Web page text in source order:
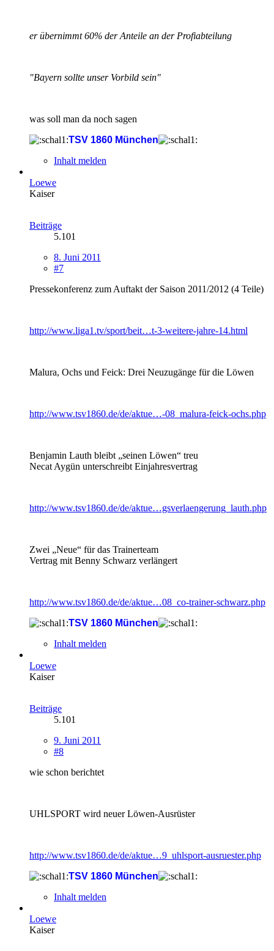
er übernimmt 60% der Anteile an der Profiabteilung
"Bayern sollte unser Vorbild sein"
was soll man da noch sagen
TSV 1860 München
Inhalt melden
Loewe
Kaiser
Beiträge
5.101
8. Juni 2011
#7
Pressekonferenz zum Auftakt der Saison 2011/2012 (4 Teile)
http://www.liga1.tv/sport/beit…t-3-weitere-jahre-14.html
Malura, Ochs und Feick: Drei Neuzugänge für die Löwen
http://www.tsv1860.de/de/aktue…-08_malura-feick-ochs.php
Benjamin Lauth bleibt „seinen Löwen“ treu
Necat Aygün unterschreibt Einjahresvertrag
http://www.tsv1860.de/de/aktue…gsverlaengerung_lauth.php
Zwei „Neue“ für das Trainerteam
Vertrag mit Benny Schwarz verlängert
http://www.tsv1860.de/de/aktue…08_co-trainer-schwarz.php
TSV 1860 München
Inhalt melden
Loewe
Kaiser
Beiträge
5.101
9. Juni 2011
#8
wie schon berichtet
UHLSPORT wird neuer Löwen-Ausrüster
http://www.tsv1860.de/de/aktue…9_uhlsport-ausruester.php
TSV 1860 München
Inhalt melden
Loewe
Kaiser